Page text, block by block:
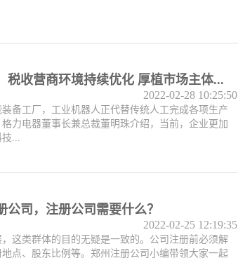
税收营商环境持续优化 厚植市场主体...
2022-02-28 10:25:50
备工厂，工业机器人正代替传统人工完成各项生产
力电器董事长兼总裁董明珠介绍，当前，企业更加
...
公司，注册公司需要什么？
2022-02-25 12:19:35
这类群体的目的无疑是一致的。公司注册前必须解
点、股东比例等。郑州注册公司小编带领大家一起